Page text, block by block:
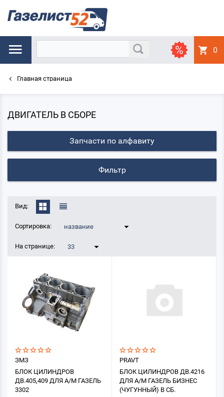
0
Главная страница
ДВИГАТЕЛЬ В СБОРЕ
Запчасти по алфавиту
Фильтр
Вид:
Сортировка: название
На странице: 33
ЗМЗ
БЛОК ЦИЛИНДРОВ
ДВ.405,409 ДЛЯ А/М ГАЗЕЛЬ
3302
PRAVT
БЛОК ЦИЛИНДРОВ ДВ.4216
ДЛЯ А/М ГАЗЕЛЬ БИЗНЕС
(ЧУГУННЫЙ) В СБ.